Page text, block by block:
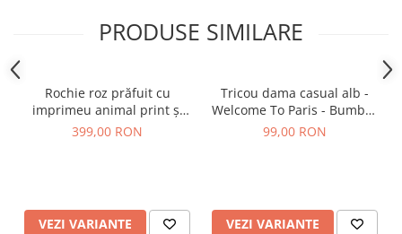
PRODUSE SIMILARE
Rochie roz prăfuit cu
imprimeu animal print și
curea
399,00 RON
VEZI VARIANTE
Tricou dama casual alb -
Welcome To Paris - Bumbac
Organic
99,00 RON
VEZI VARIANTE